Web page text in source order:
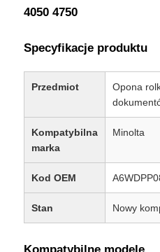
4050 4750
Specyfikacje produktu
Przedmiot
Opona
Kompatybilna
marka
Minolta
Kod OEM
Stan Nowy
Kompatybilne modele